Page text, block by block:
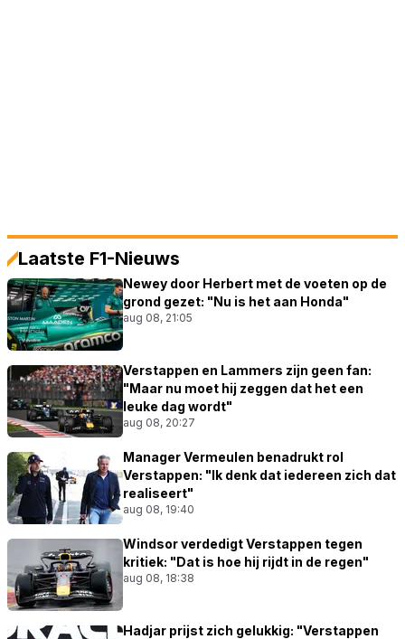
Laatste F1-Nieuws
Newey door Herbert met de voeten op de
grond gezet: "Nu is het aan Honda"
aug 08, 21:05
Verstappen en Lammers zijn geen fan:
"Maar nu moet hij zeggen dat het een
leuke dag wordt"
aug 08, 20:27
Manager Vermeulen benadrukt rol
Verstappen: "Ik denk dat iedereen zich dat
realiseert"
aug 08, 19:40
Windsor verdedigt Verstappen tegen
kritiek: "Dat is hoe hij rijdt in de regen"
aug 08, 18:38
Hadjar prijst zich gelukkig: "Verstappen